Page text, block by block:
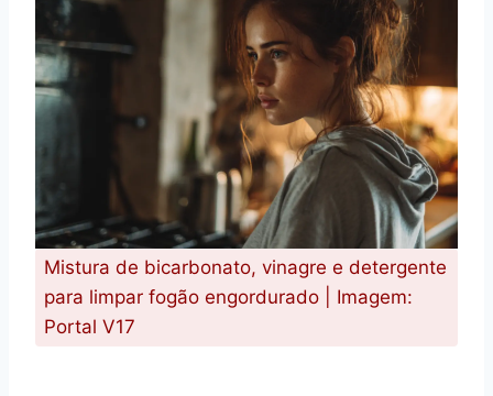
Mistura de bicarbonato, vinagre e detergente
para limpar fogão engordurado | Imagem:
Portal V17